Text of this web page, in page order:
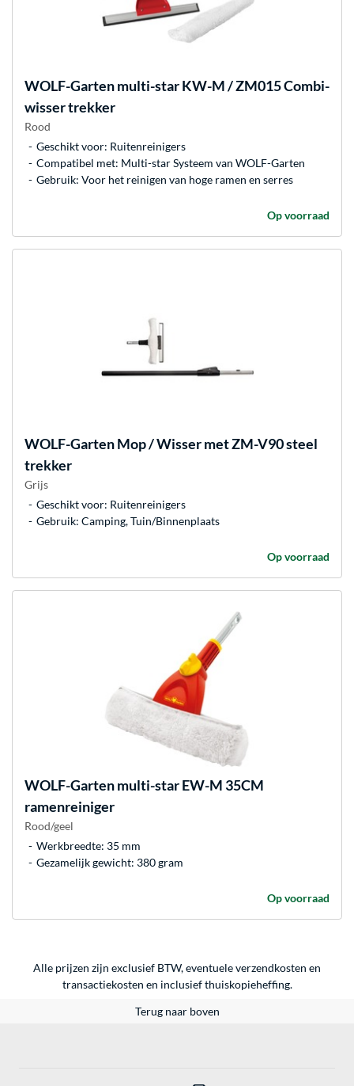
WOLF-Gartenmulti-star KW-M / ZM015 Combi-
wisser trekker
Rood
Geschikt voor: Ruitenreinigers
Compatibel met: Multi-star Systeem van WOLF-Garten
Gebruik: Voor het reinigen van hoge ramen en serres
Op voorraad
WOLF-GartenMop / Wisser met ZM-V90 steel
trekker
Grijs
Geschikt voor: Ruitenreinigers
Gebruik: Camping, Tuin/Binnenplaats
Op voorraad
WOLF-Gartenmulti-star EW-M 35CM
ramenreiniger
Rood/geel
Werkbreedte: 35 mm
Gezamelijk gewicht: 380 gram
Op voorraad
Alle prijzen zijn exclusief BTW, eventuele verzendkosten en
transactiekosten en inclusief thuiskopieheffing.
Terug naar boven